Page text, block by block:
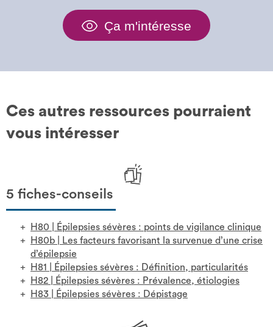
Ça m'intéresse
Ces autres ressources pourraient
vous intéresser
5 fiches-conseils
H80
Épilepsies sévères : points de vigilance clinique
H80b
Les facteurs favorisant la survenue d’une crise
d’épilepsie
H81
Épilepsies sévères : Définition, particularités
H82
Épilepsies sévères : Prévalence, étiologies
H83
Épilepsies sévères : Dépistage